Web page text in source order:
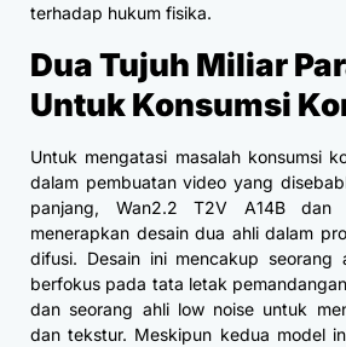
terhadap hukum fisika.
Dua Tujuh Miliar
Untuk Konsumsi
Untuk mengatasi masalah konsumsi
dalam pembuatan video yang
panjang, Wan2.2 T2V A14B dan
menerapkan desain dua ahli dalam
difusi. Desain ini mencakup seorang
berfokus pada tata letak
dan seorang ahli low noise untuk
dan tekstur. Meskipun kedua model